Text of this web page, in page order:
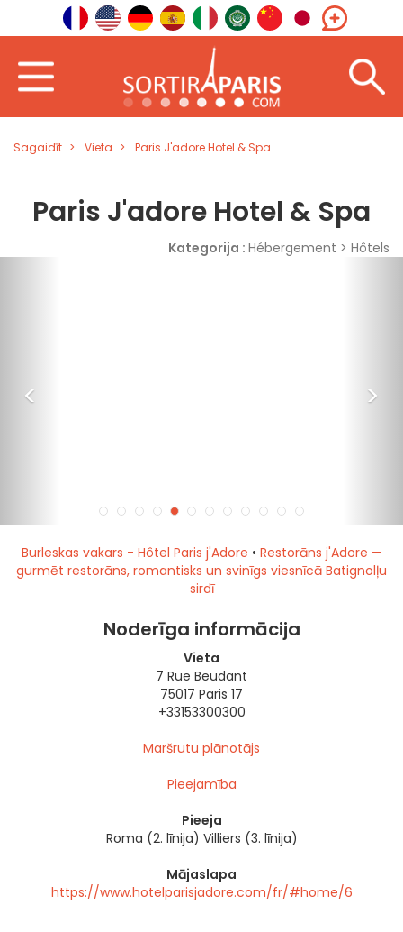
Sagaidīt Vieta Paris J'adore Hotel & Spa
Paris J'adore Hotel & Spa
Kategorija : Hébergement > Hôtels
< >
Burleskas vakars - Hôtel Paris j'Adore • Restorāns j'Adore —
gurmēt restorāns, romantisks un svinīgs viesnīcā Batignolļu
sirdī
Noderīga informācija
Vieta
7 Rue Beudant
75017 Paris 17
+33153300300
Maršrutu plānotājs
Pieejamība
Pieeja
Roma (2. līnija) Villiers (3. līnija)
Mājaslapa
https://www.hotelparisjadore.com/fr/#home/6